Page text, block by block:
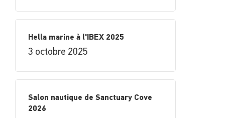
Hella marine à l'IBEX 2025
3 octobre 2025
Salon nautique de Sanctuary Cove
2026